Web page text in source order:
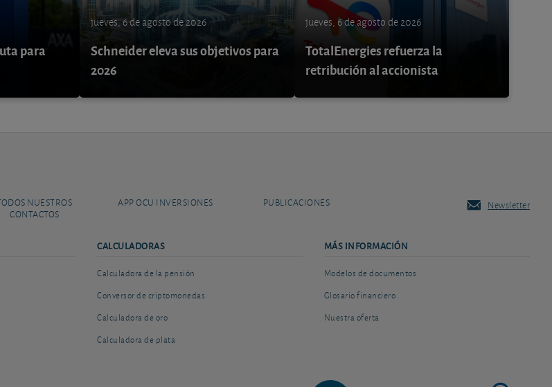
para
jueves, 6 de agosto de 2026
Schneider eleva sus objetivos para
2026
jueves, 6 de agosto de 2026
TotalEnergies refuerza la
retribución al accionista
NUESTROS
CONTACTOS
APP OCU INVERSIONES PUBLICACIONES Newsletter
CALCULADORAS
Calculadora de la pensión
Conversor de criptomonedas
Calculadora de oro
Calculadora de plata
MÁS INFORMACIÓN
Modelos de documentos
Glosario financiero
Nuestra oferta